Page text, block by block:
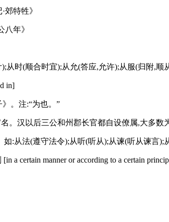
特牲》
年》
从时(顺合时宜);从允(答应,允许);从服(归附,顺
in]
。注:“为也。”
。汉以后三公和州郡长官都自设僚属,大多数
如:从法(遵守法令);从听(听从);从谏(听从谏言);
a certain manner or according to a certain